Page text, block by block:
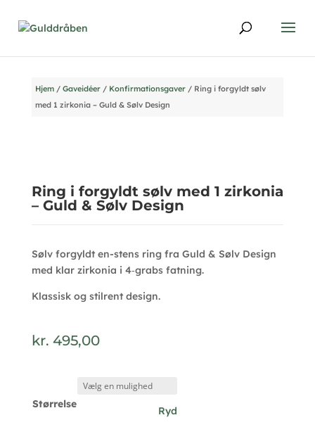
Hjem/ Gaveidéer/ Konfirmationsgaver/ Ring i forgyldt sølv
med 1 zirkonia – Guld & Sølv Design
Ring i forgyldt sølv med 1 zirkonia
– Guld & Sølv Design
Sølv forgyldt en-stens ring fra Guld & Sølv Design
med klar zirkonia i 4‑grabs fatning.
Klassisk og stilrent design.
kr. 495,00
Størrelse
Ryd